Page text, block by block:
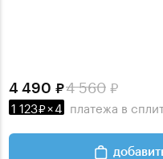
4 560
4 490
1 123 ×4 платежа в